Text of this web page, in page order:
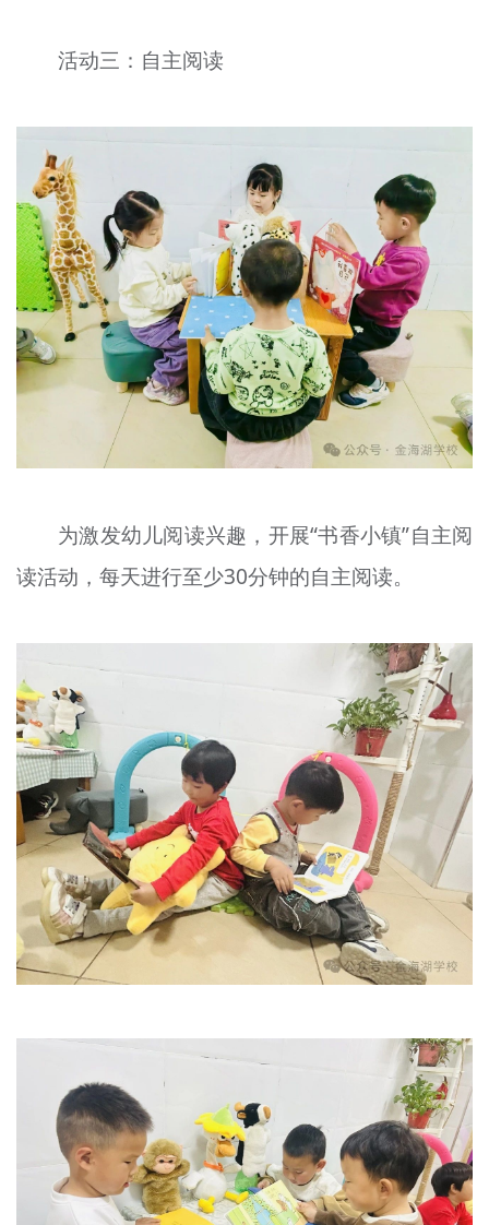
活动三：自主阅读
为激发幼儿阅读兴趣，开展“书香小镇”自主阅
读活动，每天进行至少30分钟的自主阅读。